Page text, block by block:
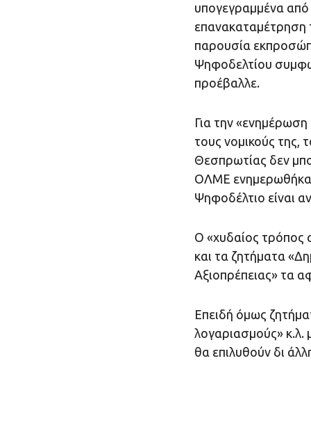
υπογεγραμμένα από
επανακαταμέτρηση
παρουσία
Ψηφοδελτίου
προέβαλλε.
Για την
τους νομικούς της,
Θεσπρωτίας δεν
ΟΛΜΕ
Ψηφοδέλτιο είναι
Ο «χυδαίος
και τα ζητήματα
Αξιοπρέπειας» τα
Επειδή όμως
λογαριασμούς»
θα επιλυθούν δι